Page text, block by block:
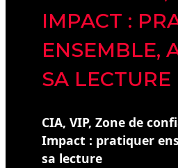
IMPACT :
ENSEMBLE,
SA LECTURE
CIA, VIP, Zone de
Impact : pratiquer
sa lecture